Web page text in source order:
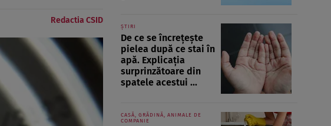
Redactia CSID
ȘTIRI
De ce se încrețește
pielea după ce stai în
apă. Explicația
surprinzătoare din
spatele acestui ...
CASĂ, GRĂDINĂ, ANIMALE DE
COMPANIE